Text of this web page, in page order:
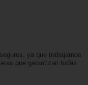
ya que trabajamos
que garantizan todas